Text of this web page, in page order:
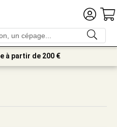
à partir de 200 €